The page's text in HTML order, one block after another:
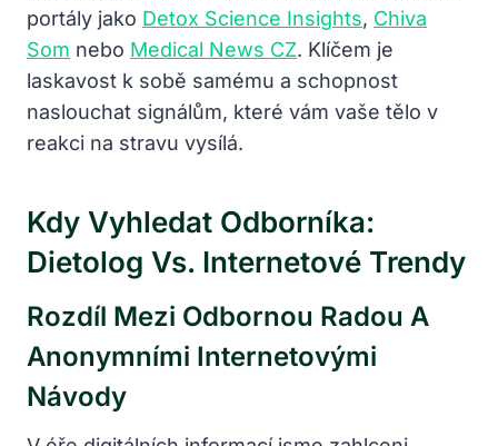
portály jako Detox Science Insights, Chiva
Som nebo Medical News CZ. Klíčem je
laskavost k sobě samému a schopnost
naslouchat signálům, které vám vaše tělo v
reakci na stravu vysílá.
Kdy Vyhledat Odborníka:
Dietolog Vs. Internetové Trendy
Rozdíl Mezi Odbornou Radou A
Anonymními Internetovými
Návody